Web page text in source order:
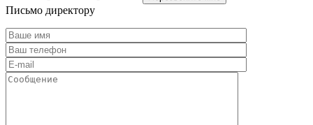
Письмо директору